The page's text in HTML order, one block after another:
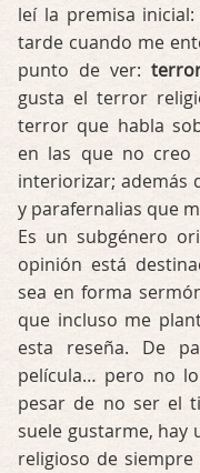
leí la premisa inicial:
tarde cuando me
punto de ver:
gusta el terror
terror que habla
en las que no
interiorizar; además
y parafernalias que
Es un subgénero
opinión está
sea en forma
que incluso me
esta reseña. De
película… pero no
pesar de no ser el
suele gustarme,
religioso de siempre